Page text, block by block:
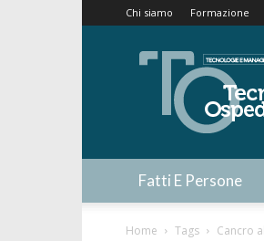
Chi siamo Formazione
Tecnica
Ospedaliera
Fatti E Persone
Home Tags Cancro